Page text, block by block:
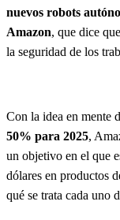
nuevos robots
Amazon, que dice
la seguridad de los
Con la idea en mente
50% para 2025,
un objetivo en el que
dólares en productos
qué se trata cada uno